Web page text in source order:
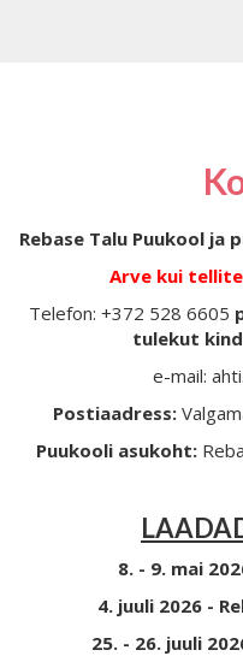
Rebase Talu Puukool ja
Arve kui
Telefon: +372 528 6605
tulekut
e-mail:
Postiaadress:
Puukooli asukoht:
8. - 9. mai
4. juuli 2026 -
25. - 26. juuli